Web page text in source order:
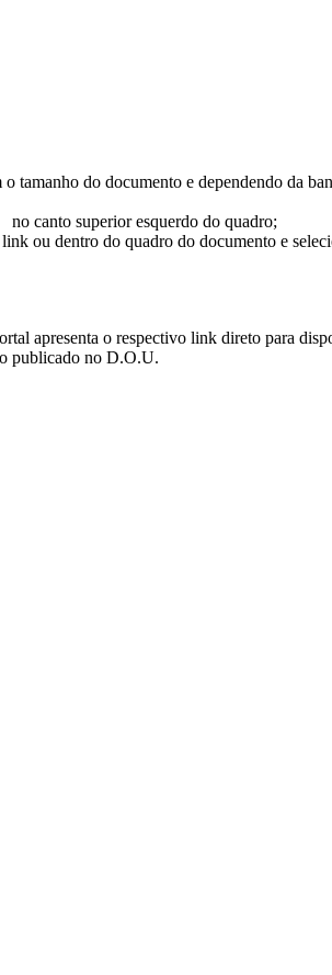
tamanho do documento e dependendo da
no canto superior esquerdo do quadro;
ou dentro do quadro do documento e
apresenta o respectivo link direto para
publicado no D.O.U.